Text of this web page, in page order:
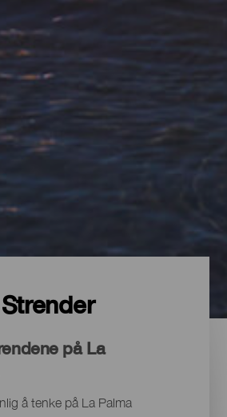
Strender
på La
å tenke på La Palma